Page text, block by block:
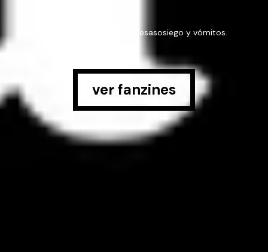
fanzine de inquietudes, desasosiego y vómitos.
ver fanzines